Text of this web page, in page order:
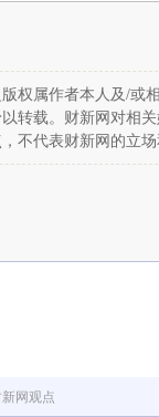
权属作者本人及/或
转载。财新网对相
不代表财新网的立场
网观点